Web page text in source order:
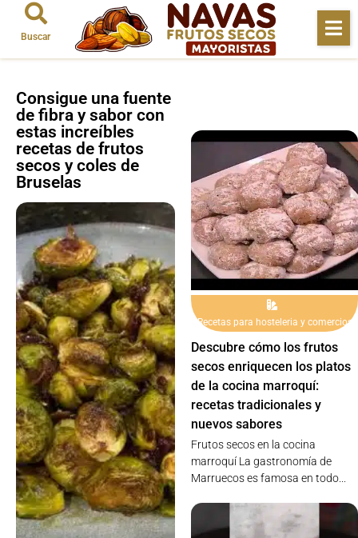
Buscar
Consigue una fuente
de fibra y sabor con
estas increíbles
recetas de frutos
secos y coles de
Bruselas
Recetas para hosteleria y comercios
Descubre cómo los frutos
secos enriquecen los platos
de la cocina marroquí:
recetas tradicionales y
nuevos sabores
Frutos secos en la cocina
marroquí La gastronomía de
Marruecos es famosa en todo...